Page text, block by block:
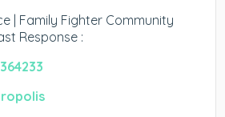
| Family Fighter Community
Response :